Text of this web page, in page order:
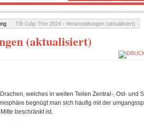
Tết Giáp Thìn 2024 - Veranstaltungen (aktualisiert)
(aktualisiert)
welches in weiten Teilen Zentral-, Ost- und
begnügt man sich häufig mit der
beschränkt ist.